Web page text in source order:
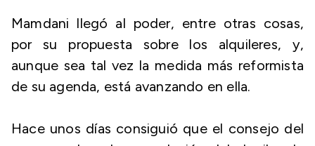
Mamdani llegó al poder, entre otras cosas,
por su propuesta sobre los alquileres, y,
aunque sea tal vez la medida más reformista
de su agenda, está avanzando en ella.
Hace unos días consiguió que el consejo del